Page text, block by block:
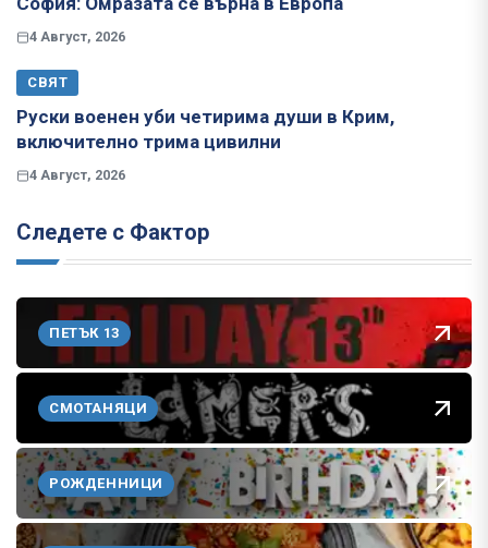
4 Август, 2026
СВЯТ
Руски военен уби четирима души в Крим,
включително трима цивилни
4 Август, 2026
Следете с Фактор
ПЕТЪК 13
СМОТАНЯЦИ
РОЖДЕННИЦИ